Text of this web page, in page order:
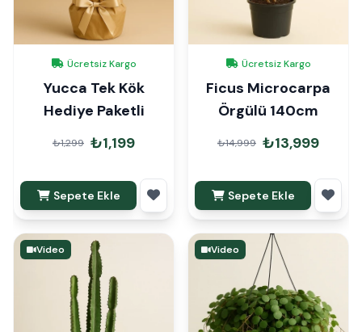
Ücretsiz Kargo
Yucca Tek Kök
Hediye Paketli
₺1,299 ₺1,199
Sepete Ekle
Ücretsiz Kargo
Ficus Microcarpa
Örgülü 140cm
₺14,999 ₺13,999
Sepete Ekle
Video Video